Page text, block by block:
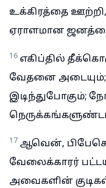
உக்கிரத்தை
ஏராளமான
16 எகிப்தில்
வேதனை
இடிந்துபோகும்;
17 ஆவென்,
வேலைக்காரர்
அவைகளின் குடிகள்